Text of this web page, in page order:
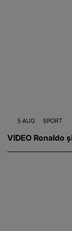
5 AUG SPORT
VIDEO Ronaldo